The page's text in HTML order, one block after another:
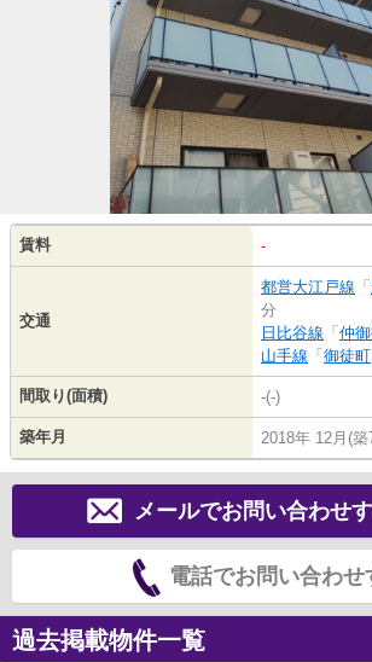
賃料 -
交通
都営大江戸線 「
分
日比谷線 「 仲
山手線 「 御徒町
間取り(面積) -(-)
築年月 2018年 12月(築
メールでお問い合わせ
電話でお問い合わせ
過去掲載物件一覧